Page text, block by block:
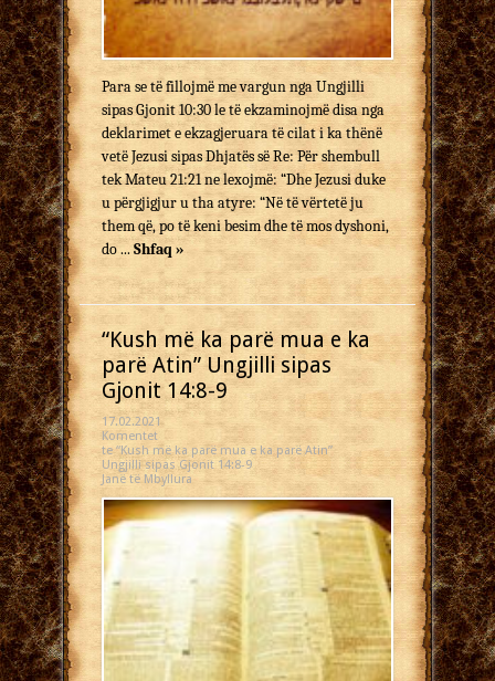
Para se të fillojmë me vargun nga Ungjilli
sipas Gjonit 10:30 le të ekzaminojmë disa nga
deklarimet e ekzagjeruara të cilat i ka thënë
vetë Jezusi sipas Dhjatës së Re: Për shembull
tek Mateu 21:21 ne lexojmë: “Dhe Jezusi duke
u përgjigjur u tha atyre: “Në të vërtetë ju
them që, po të keni besim dhe të mos dyshoni,
do ... Shfaq »
“Kush më ka parë mua e ka
parë Atin” Ungjilli sipas
Gjonit 14:8-9
17.02.2021
Komentet
te “Kush më ka parë mua e ka parë Atin”
Ungjilli sipas Gjonit 14:8-9
Janë të Mbyllura